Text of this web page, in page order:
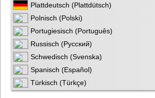
Plattdeutsch (Plattdütsch)
Polnisch (Polski)
Portugiesisch (Português)
Russisch (Русский)
Schwedisch (Svenska)
Spanisch (Español)
Türkisch (Türkçe)